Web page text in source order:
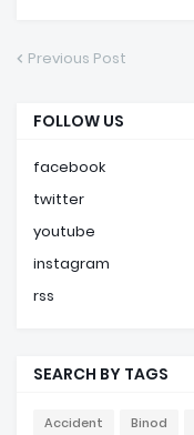
Previous Post
FOLLOW US
facebook
twitter
youtube
instagram
rss
SEARCH BY TAGS
Accident Binod